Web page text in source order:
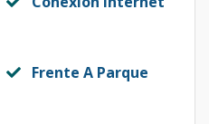
Frente A Parque